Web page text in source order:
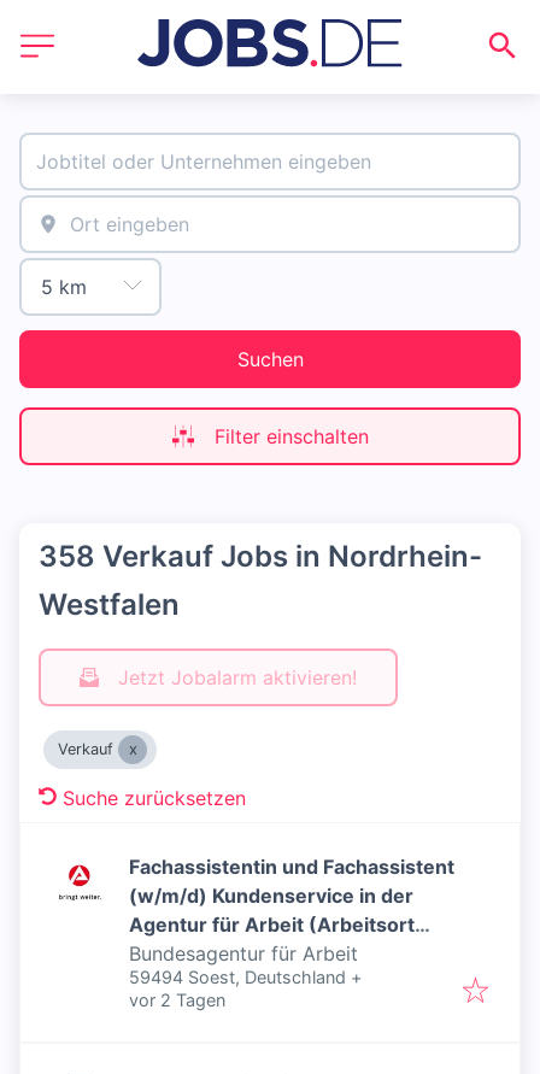
Suchen
Filter einschalten
358 Verkauf Jobs in Nordrhein-
Westfalen
Jetzt Jobalarm aktivieren!
Verkauf
Suche zurücksetzen
Fachassistentin und Fachassistent
(w/m/d) Kundenservice in der
Agentur für Arbeit (Arbeitsort
Arnsberg); Teilzeit mit 19,5 Std.;
befristet für 12 Monate - Inklusiver
Job
Bundesagentur für Arbeit
59494 Soest, Deutschland +
Veröffentlicht
vor 2 Tagen